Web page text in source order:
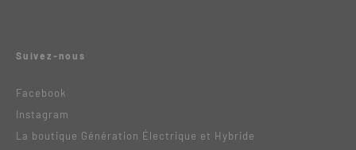
Suivez-nous
Facebook
Instagram
La boutique Génération Électrique et Hybride